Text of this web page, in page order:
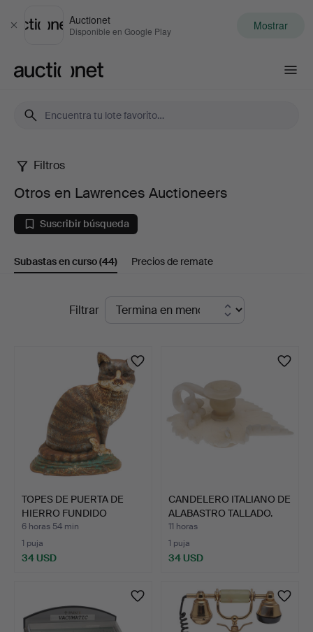
Cerrar
Auctionet
Disponible en Google Play Mostrar
Otros
en
Lawrences
Auctioneers
Filtros
Otros en Lawrences Auctioneers
Suscribir búsqueda
Subastas en curso(44) Precios de remate
SubastasFiltrar
TOPES DE PUERTA DE
HIERRO FUNDIDO
PINTADO …
6 horas 54 min
1 puja
34 USD
CANDELERO ITALIANO DE
ALABASTRO TALLADO.
11 horas
1 puja
34 USD